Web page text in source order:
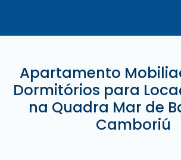
Apartamento
Dormitórios para
na Quadra Mar de
Camboriú